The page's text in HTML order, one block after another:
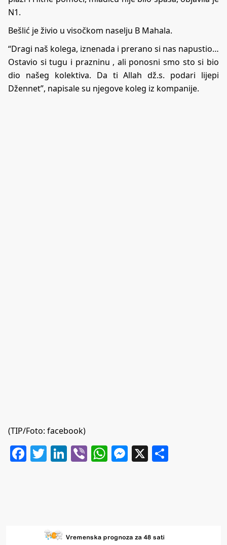
N1.
Bešlić je živio u visočkom naselju B Mahala.
“Dragi naš kolega, iznenada i prerano si nas napustio…
Ostavio si tugu i prazninu , ali ponosni smo sto si bio
dio našeg kolektiva. Da ti Allah dž.s. podari lijepi
Džennet”, napisale su njegove koleg iz kompanije.
(TIP/Foto: facebook)
Facebook
Twitter
LinkedIn
ViberWhatsApp
Messenger
X